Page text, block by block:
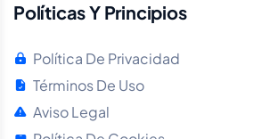
Políticas Y Principios
Política De Privacidad
Términos De Uso
Aviso Legal